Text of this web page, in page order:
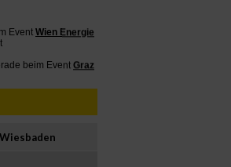
Wiesbaden